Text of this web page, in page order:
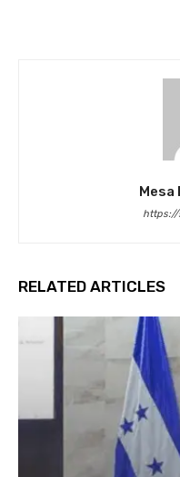
Mesa
https://
RELATED ARTICLES